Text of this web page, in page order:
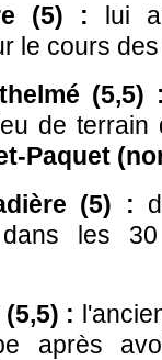
(5) : lui
le cours
(5,5) :
de
Paquet
(5) :
dans les
:
après